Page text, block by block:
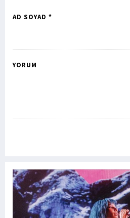
AD SOYAD *
YORUM